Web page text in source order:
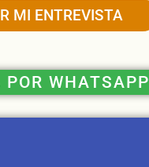
MI ENTREVISTA
POR WHATSAPP